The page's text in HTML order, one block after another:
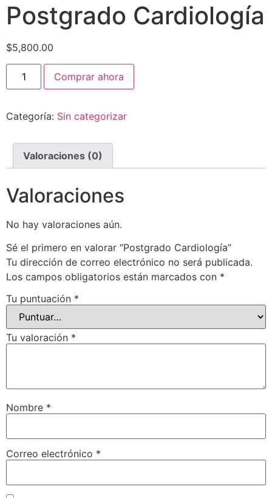
Postgrado Cardiología
$5,800.00
Comprar ahora
Categoría: Sin categorizar
Valoraciones (0)
Valoraciones
No hay valoraciones aún.
Sé el primero en valorar “Postgrado Cardiología”
Tu dirección de correo electrónico no será publicada.
Los campos obligatorios están marcados con *
Tu puntuación *
Tu valoración *
Nombre *
Correo electrónico *